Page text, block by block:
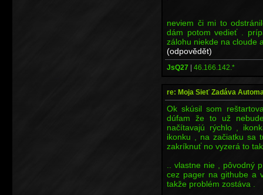
neviem či mi to
dám potom vedieť .
zálohu niekde na cloude
(odpovědět)
JsQ27 | 46.166.142.*
re: Moja Sieť Zadáva
Ok skúsil som
dúfam že to už
načítavajú rýchlo ,
ikonku , na začiatku sa
zakríknuť no vyzerá to
.. vlastne nie , pôvodný
cez pager na githube a
takže problém zostáva .